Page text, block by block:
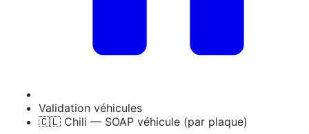
Validation véhicules
🇨🇱 Chili — SOAP véhicule (par plaque)